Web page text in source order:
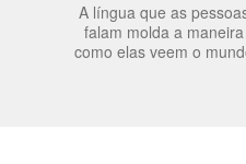
A língua que as
falam molda a maneira
como elas veem o